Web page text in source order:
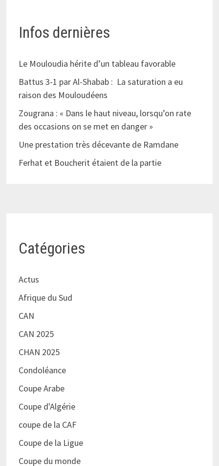
Infos dernières
Le Mouloudia hérite d’un tableau favorable
Battus 3-1 par Al-Shabab : La saturation a eu
raison des Mouloudéens
Zougrana : « Dans le haut niveau, lorsqu’on rate
des occasions on se met en danger »
Une prestation très décevante de Ramdane
Ferhat et Boucherit étaient de la partie
Catégories
Actus
Afrique du Sud
CAN
CAN 2025
CHAN 2025
Condoléance
Coupe Arabe
Coupe d'Algérie
coupe de la CAF
Coupe de la Ligue
Coupe du monde